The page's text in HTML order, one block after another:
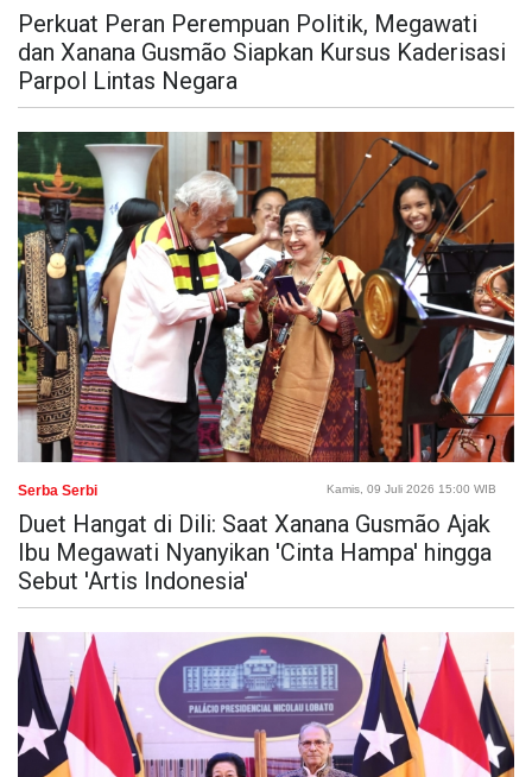
Perkuat Peran Perempuan Politik, Megawati
dan Xanana Gusmão Siapkan Kursus Kaderisasi
Parpol Lintas Negara
Serba Serbi Kamis, 09 Juli 2026 15:00 WIB
Duet Hangat di Dili: Saat Xanana Gusmão Ajak
Ibu Megawati Nyanyikan 'Cinta Hampa' hingga
Sebut 'Artis Indonesia'